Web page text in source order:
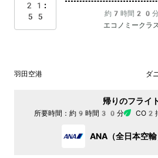
21:
55
約7時間20
エコノミークラ
羽田空港 ダ
帰りのフライ
所要時間： 約9時間30分 CO2
ANA（全日本空輸